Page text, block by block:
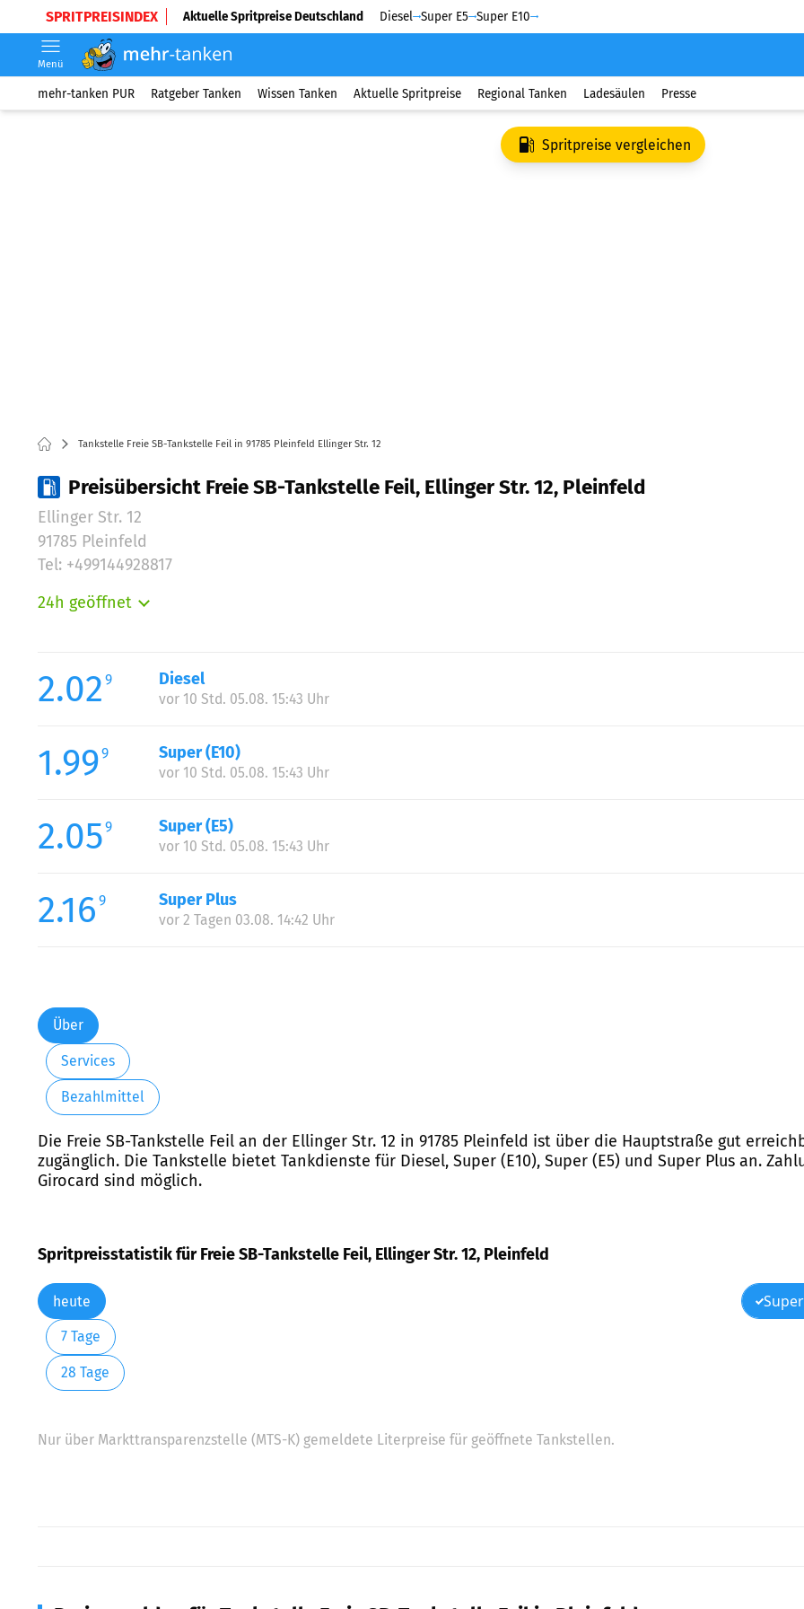
SPRITPREISINDEX Aktuelle Spritpreise Deutschland Diesel Super E5 Super E10
Menü
mehr-tanken PUR Ratgeber Tanken Wissen Tanken Aktuelle Spritpreise Regional Tanken Ladesäulen Presse
Spritpreise vergleichen
Tankstelle Freie SB-Tankstelle Feil in 91785 Pleinfeld Ellinger Str. 12
Preisübersicht Freie SB-Tankstelle Feil, Ellinger Str. 12, Pleinfeld
Ellinger Str. 12
91785 Pleinfeld
Tel: +499144928817
24h geöffnet
Mittwoch:
Donnerstag:
Samstag:
Sonntag:
2.02 9 Diesel
vor 10 Std. 05.08. 15:43 Uhr
1.999 Super (E10)
vor 10 Std. 05.08. 15:43 Uhr
2.059 Super (E5)
vor 10 Std. 05.08. 15:43 Uhr
2.16 9 Super Plus
vor 2 Tagen 03.08. 14:42 Uhr
Über
Services
Bezahlmittel
Die Freie SB-Tankstelle Feil an der Ellinger Str. 12 in 91785 Pleinfeld ist über die Hauptstraße gut
zugänglich. Die Tankstelle bietet Tankdienste für Diesel, Super (E10), Super (E5) und Super Plus an.
Girocard sind möglich.
Spritpreisstatistik für Freie SB-Tankstelle Feil, Ellinger Str. 12, Pleinfeld
heute
7 Tage
28 Tage
Nur über Markttransparenzstelle (MTS-K) gemeldete Literpreise für geöffnete Tankstellen.